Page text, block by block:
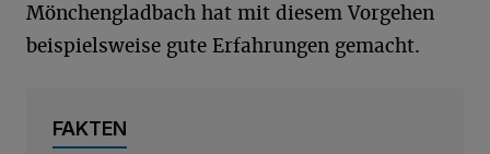
Mönchengladbach hat mit diesem Vorgehen
beispielsweise gute Erfahrungen gemacht.
FAKTEN